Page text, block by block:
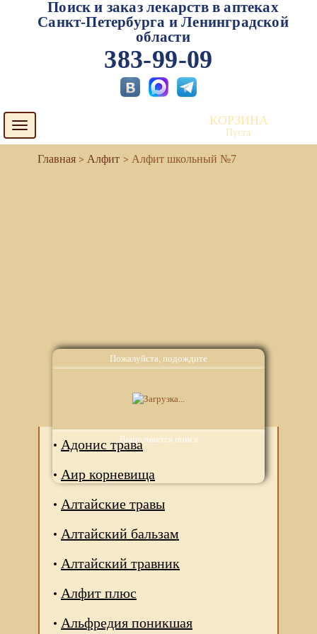
Пожалуйста, подождите
Выполняется поиск
Поиск и заказ лекарств в аптеках
Санкт-Петербурга и Ленинградской
области
383-99-09
Toggle
navigation
КОРЗИНА
Пуста
Алфит Алфит школьный №7
Аналоги
Адонис трава
Аир корневища
Алтайские травы
Алтайский бальзам
Алтайский травник
Алфит плюс
Альфредия поникшая